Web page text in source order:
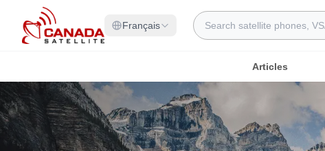
Allez au contenu
Français
Rechercher
Articles